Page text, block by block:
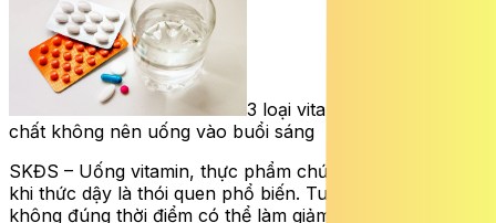
3 loại vitamin và khoáng
chất không nên uống vào buổi sáng
SKĐS – Uống vitamin, thực phẩm chức năng ngay sau
khi thức dậy là thói quen phổ biến. Tuy nhiên, dùng
không đúng thời điểm có thể làm giảm hấp thu, gây khó